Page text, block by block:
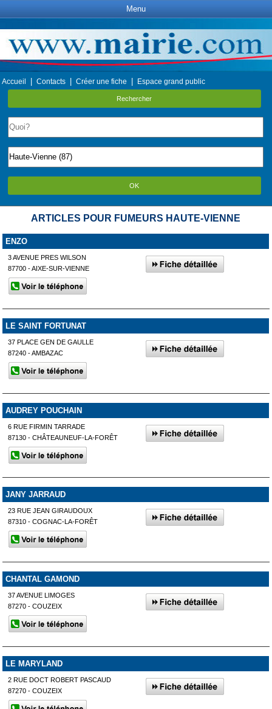
Menu
Accueil Contacts Créer une fiche Espace grand public
Rechercher
OK
ARTICLES POUR FUMEURS HAUTE-VIENNE
ENZO
3 AVENUE PRES WILSON
87700 - AIXE-SUR-VIENNE
LE SAINT FORTUNAT
37 PLACE GEN DE GAULLE
87240 - AMBAZAC
AUDREY POUCHAIN
6 RUE FIRMIN TARRADE
87130 - CHÂTEAUNEUF-LA-FORÊT
JANY JARRAUD
23 RUE JEAN GIRAUDOUX
87310 - COGNAC-LA-FORÊT
CHANTAL GAMOND
37 AVENUE LIMOGES
87270 - COUZEIX
LE MARYLAND
2 RUE DOCT ROBERT PASCAUD
87270 - COUZEIX